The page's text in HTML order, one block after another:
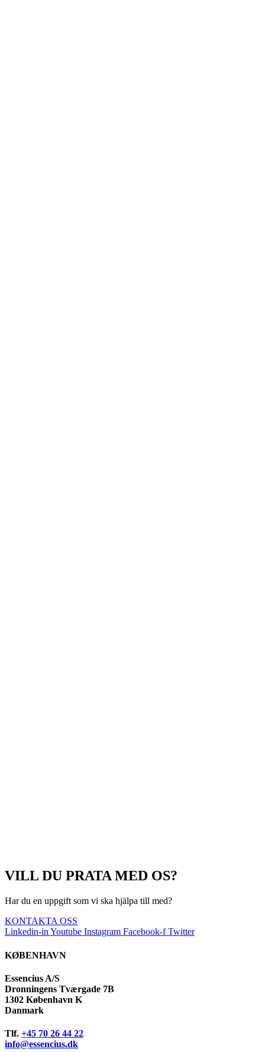
VILL DU PRATA MED OS?
Har du en uppgift som vi ska hjälpa till med?
KONTAKTA OSS
Linkedin-in Youtube Instagram Facebook-f Twitter
KØBENHAVN
Essencius A/S
Dronningens Tværgade 7B
1302 København K
Danmark
Tlf. +45 70 26 44 22
info@essencius.dk